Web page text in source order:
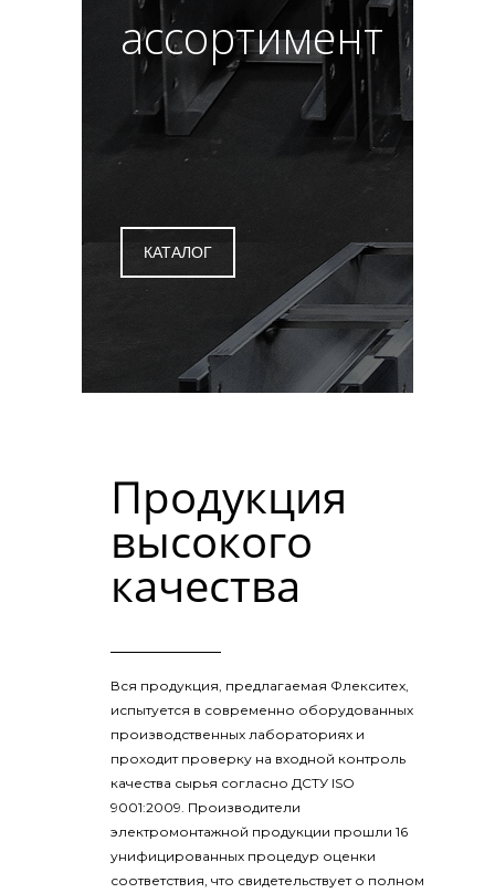
ассортимент
КАТАЛОГ
Продукция
высокого
качества
Вся продукция, предлагаемая Флекситех,
испытуется в современно оборудованных
производственных лабораториях и
проходит проверку на входной контроль
качества сырья согласно ДСТУ ISO
9001:2009. Производители
электромонтажной продукции прошли 16
унифицированных процедур оценки
соответствия, что свидетельствует о полном